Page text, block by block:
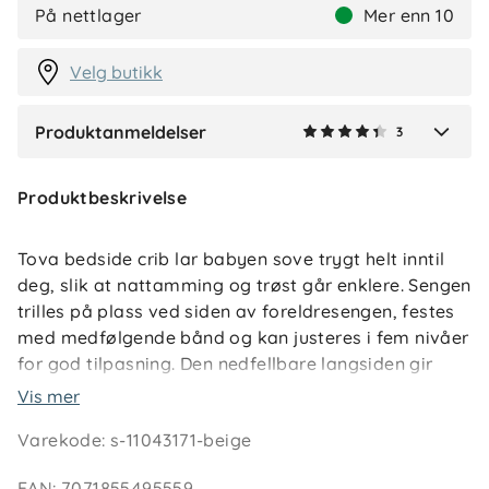
På nettlager Mer enn 10
Velg butikk
Produktanmeldelser 3
Produktbeskrivelse
Tova bedside crib lar babyen sove trygt helt inntil
deg, slik at nattamming og trøst går enklere. Sengen
trilles på plass ved siden av foreldresengen, festes
med medfølgende bånd og kan justeres i fem nivåer
for god tilpasning. Den nedfellbare langsiden gir
nærhet uten løfting over kant, og de luftige mesh-
dere skal bort eller vil rydde den bort, foldes den
Vis mer
Varekode:s-11043171-beige